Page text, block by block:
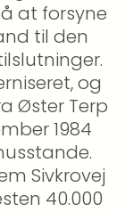
at forsyne
til den
og
Øster Terp
1984
Sivkrovej
40.000